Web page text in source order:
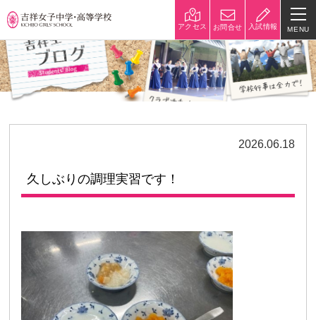
アクセス お問合せ 入試情報 MENU
学校紹介
校長挨拶 沿革
建学の精神と校是 施設・設備
制服紹介
祥美会（保護者の会）・淑美
会（卒業生の会）
サポーターズサイト（寄付金
のお願い）
吉祥での学び
2026.06.18
久しぶりの調理実習です！